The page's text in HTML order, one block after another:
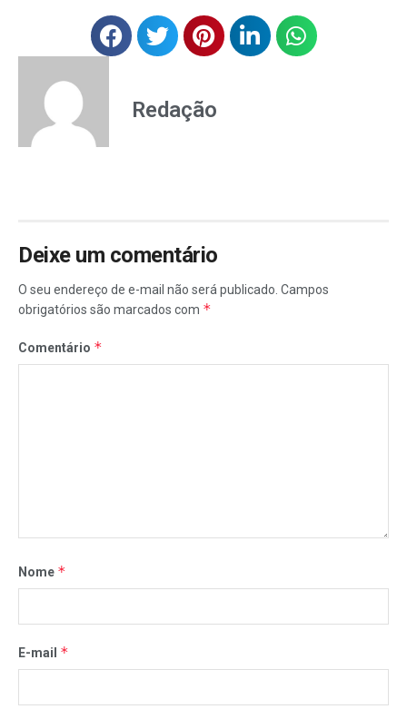
Redação
Deixe um comentário
O seu endereço de e-mail não será publicado. Campos
obrigatórios são marcados com *
Comentário *
Nome *
E-mail *